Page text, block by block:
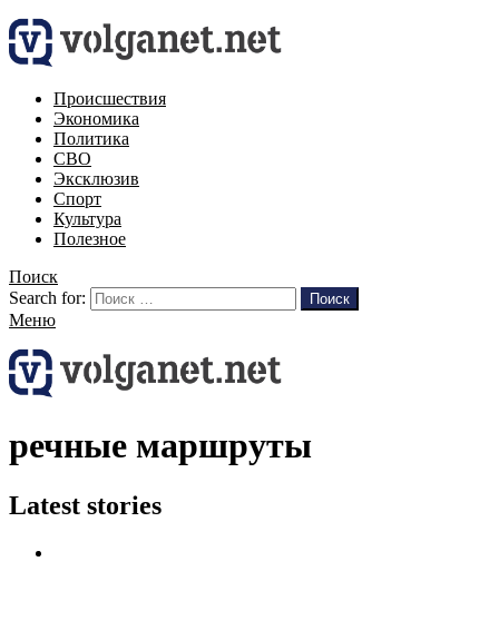
Происшествия
Экономика
Политика
СВО
Эксклюзив
Спорт
Культура
Полезное
Поиск
Search for:
Поиск
Меню
речные маршруты
Latest stories